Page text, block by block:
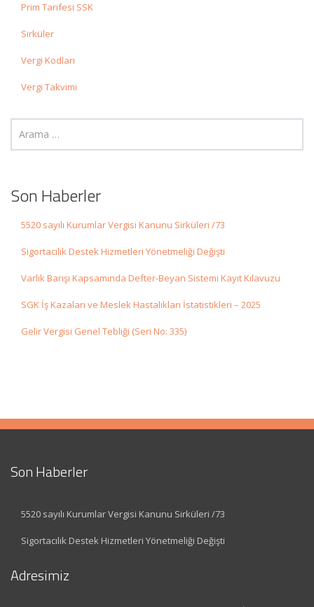
Prim Tarifesi SSK
Sirküler
Vergi Kodları
Vergi Takvimi
Son Haberler
5520 sayılı Kurumlar Vergisi Kanunu Sirküleri /73
Sigortacılık Destek Hizmetleri Yönetmeliği Değişti
Varlık Barışı Kapsamında Defter-Beyan Sistemi Kayıt Kılavuzu
SGK İş Kazaları ve Meslek Hastalıkları İstatistikleri – 2025
Gelir Vergisi Genel Tebliği (Seri No: 335)
Son Haberler
5520 sayılı Kurumlar Vergisi Kanunu Sirküleri /73
Sigortacılık Destek Hizmetleri Yönetmeliği Değişti
Adresimiz